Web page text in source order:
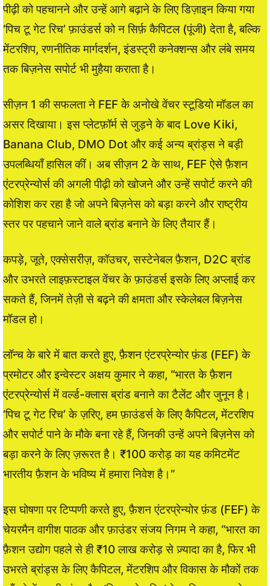
पीढ़ी को पहचानने और उन्हें आगे बढ़ाने के लिए डिज़ाइन किया गया
‘पिच टू गेट रिच’ फ़ाउंडर्स को न सिर्फ़ कैपिटल (पूंजी) देता है, बल्कि
मेंटरशिप, रणनीतिक मार्गदर्शन, इंडस्ट्री कनेक्शन्स और लंबे समय
तक बिज़नेस सपोर्ट भी मुहैया कराता है।
सीज़न 1 की सफलता ने FEF के अनोखे वेंचर स्टूडियो मॉडल का
असर दिखाया। इस प्लेटफ़ॉर्म से जुड़ने के बाद Love Kiki,
Banana Club, DMO Dot और कई अन्य ब्रांड्स ने बड़ी
उपलब्धियाँ हासिल कीं। अब सीज़न 2 के साथ, FEF ऐसे फ़ैशन
एंटरप्रेन्योर्स की अगली पीढ़ी को खोजने और उन्हें सपोर्ट करने की
कोशिश कर रहा है जो अपने बिज़नेस को बड़ा करने और राष्ट्रीय
स्तर पर पहचाने जाने वाले ब्रांड बनाने के लिए तैयार हैं।
कपड़े, जूते, एक्सेसरीज़, कॉउचर, सस्टेनेबल फ़ैशन, D2C ब्रांड
और उभरते लाइफ़स्टाइल वेंचर के फ़ाउंडर्स इसके लिए अप्लाई कर
सकते हैं, जिनमें तेज़ी से बढ़ने की क्षमता और स्केलेबल बिज़नेस
मॉडल हो।
लॉन्च के बारे में बात करते हुए, फ़ैशन एंटरप्रेन्योर फ़ंड (FEF) के
प्रमोटर और इन्वेस्टर अक्षय कुमार ने कहा, “भारत के फ़ैशन
एंटरप्रेन्योर्स में वर्ल्ड-क्लास ब्रांड बनाने का टैलेंट और जुनून है।
‘पिच टू गेट रिच’ के ज़रिए, हम फ़ाउंडर्स के लिए कैपिटल, मेंटरशिप
और सपोर्ट पाने के मौके बना रहे हैं, जिनकी उन्हें अपने बिज़नेस को
बड़ा करने के लिए ज़रूरत है। ₹100 करोड़ का यह कमिटमेंट
भारतीय फ़ैशन के भविष्य में हमारा निवेश है।”
इस घोषणा पर टिप्पणी करते हुए, फ़ैशन एंटरप्रेन्योर फ़ंड (FEF) के
चेयरमैन वागीश पाठक और फ़ाउंडर संजय निगम ने कहा, “भारत का
फ़ैशन उद्योग पहले से ही ₹10 लाख करोड़ से ज़्यादा का है, फिर भी
उभरते ब्रांड्स के लिए कैपिटल, मेंटरशिप और विकास के मौकों तक